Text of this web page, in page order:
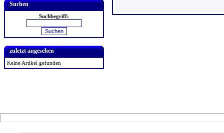
Suchen
Suchbegriff:
zuletzt angesehen
Keine Artikel gefunden